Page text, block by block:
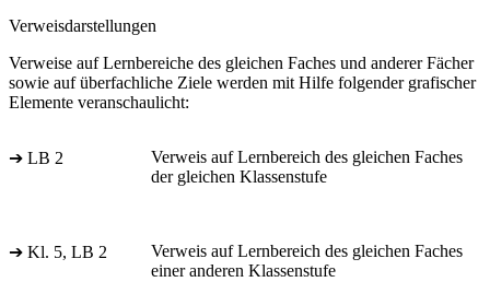
Verweisdarstellungen
Verweise auf Lernbereiche des gleichen Faches und anderer Fächer
sowie auf überfachliche Ziele werden mit Hilfe folgender grafischer
Elemente veranschaulicht:
➔ LB 2
Verweis auf Lernbereich des gleichen Faches
der gleichen Klassenstufe
➔ Kl. 5, LB 2
Verweis auf Lernbereich des gleichen Faches
einer anderen Klassenstufe